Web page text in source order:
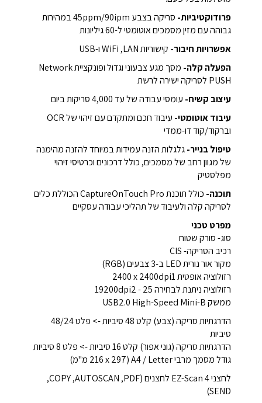
פרודוקטיביות-
סריקה בצבע 45ppm/90ipm במהירות
גבוהה עם מזין מסמכים אוטומטי ל-60 גיליונות
אפשרויות חיבור- קישוריות LAN, ‏WiFi ו-USB
הפעלה קלה-
מסך מגע צבעוני וגדול ופונקציית Network
PUSH לסריקה ישירה לרשת
עיצוב קשיח- עומסי עבודה של עד 4,000 סריקות ביום
עיבוד אוטומטי-
עיבוד חכם ומתקדם עם זיהוי של OCR
וברקוד/קוד דו-ממדי
טיפול בנייר-גלגלות הזנה עמידות במיוחד להזנה מהימנה
של מגוון רחב של מסמכים, כולל דרכונים וכרטיסי זיהוי
מפלסטיק
תוכנה-
כולל תוכנת CaptureOnTouch Pro הכוללת כלים
לסריקה קלה ולעיבוד של תהליכי עבודה עסקיים
מפרט טכני
סוג- סורק שטוח
רכיב הסריקה- CIS
מקור אור נורית LED ב-3 צבעים (RGB)
רזולוציה אופטית ‎2400 x 2400dpi1
רזולוציה ניתנת לבחירה 25 - 19200dpi2
ממשק USB2.0 High-Speed Mini-B
הדרגתיות סריקה (צבע) קלט 48 סיביות -> פלט 48/24
סיביות
הדרגתיות סריקה (גוני אפור) קלט 16 סיביות -> פלט 8 סיביות
גודל מסמך מרבי A4 / Letter (216 x 297 מ"מ)
לחצני EZ-Scan 4 לחצנים (PDF‏, AUTOSCAN‏, COPY‏,
SEND)